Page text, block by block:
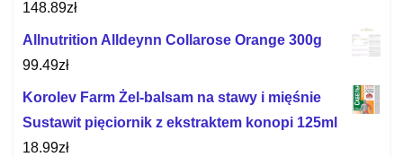
148.89zł
Allnutrition Alldeynn Collarose Orange 300g
99.49zł
Korolev Farm Żel-balsam na stawy i mięśnie
Sustawit pięciornik z ekstraktem konopi 125ml
18.99zł